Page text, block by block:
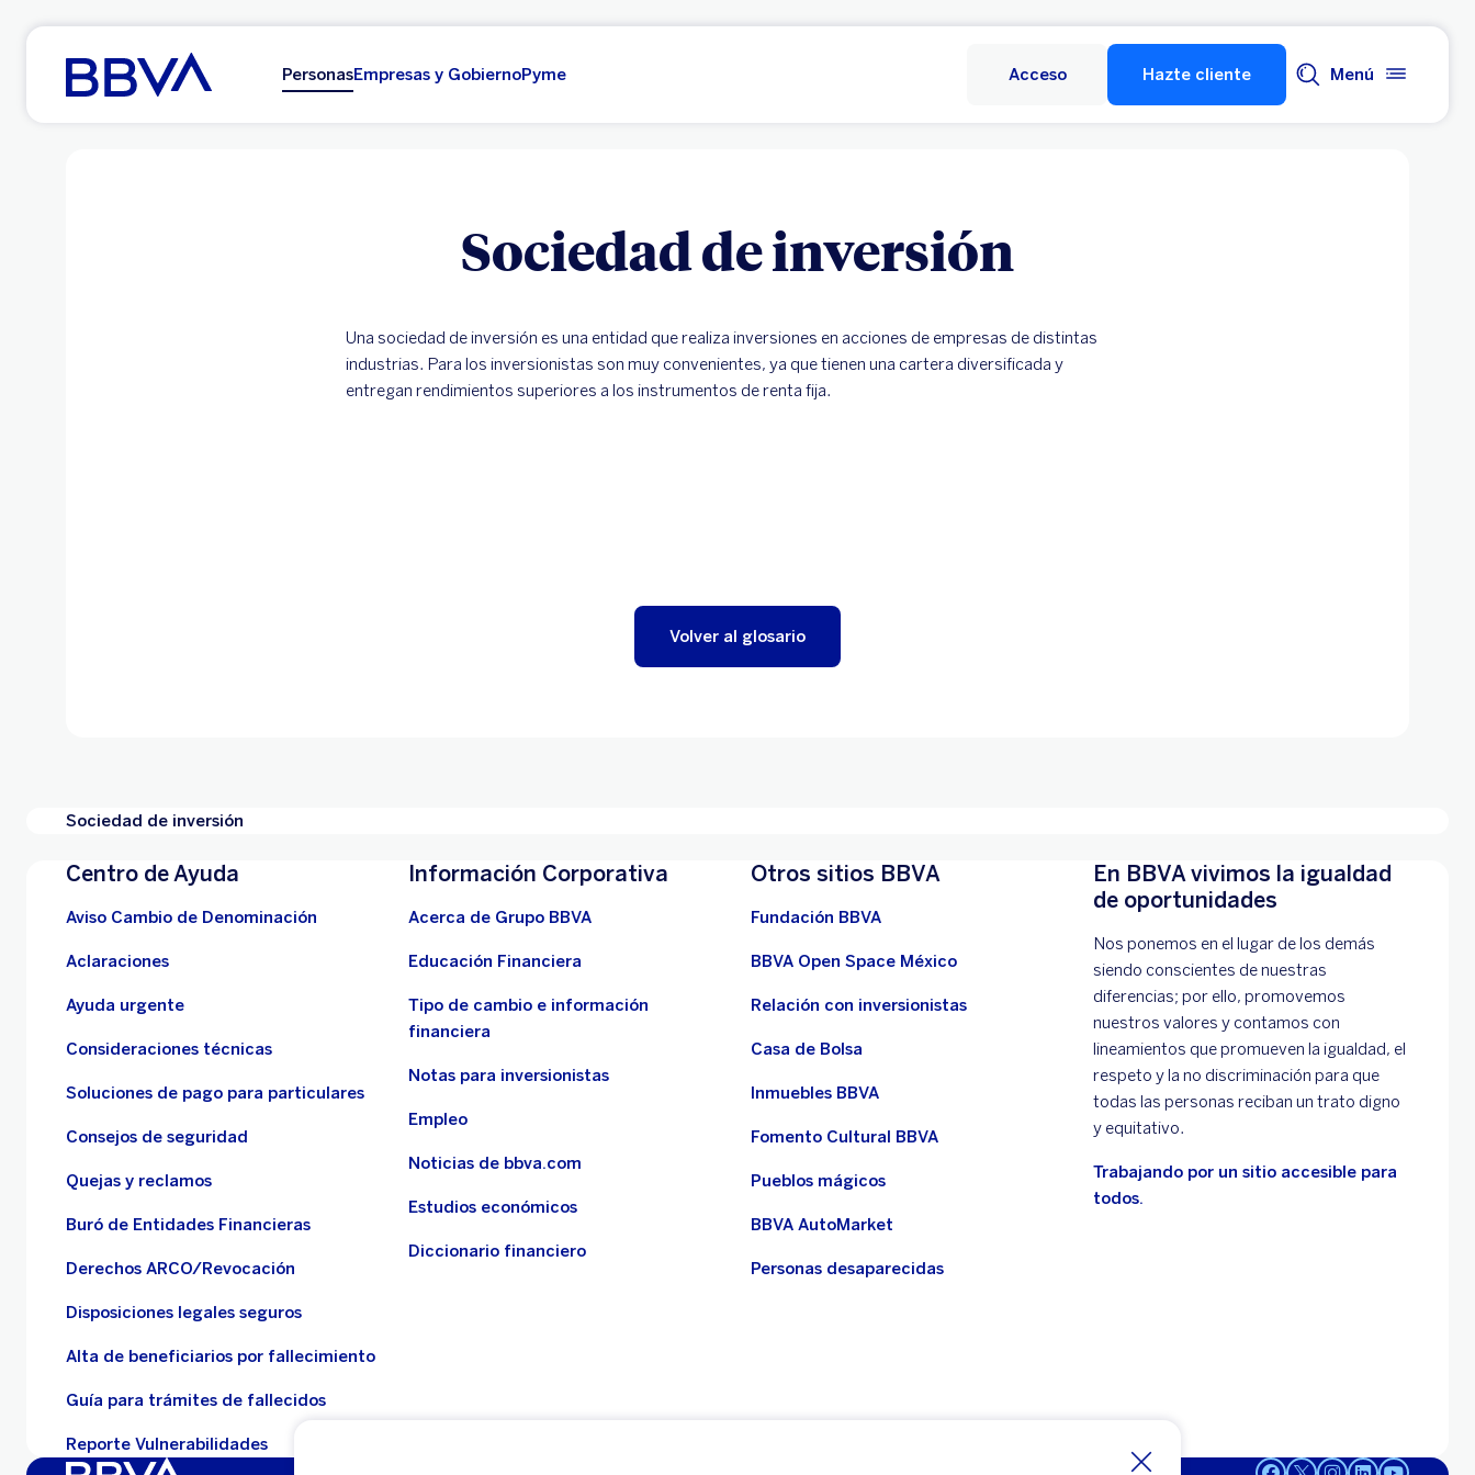
Ir al contenido principal
PersonasEmpresas y GobiernoPyme Acceso Hazte cliente Menú
Sociedad de inversión
Una sociedad de inversión es una entidad que realiza inversiones en acciones de empresas de distintas
industrias. Para los inversionistas son muy convenientes, ya que tienen una cartera diversificada y
entregan rendimientos superiores a los instrumentos de renta fija.
Volver al glosario
Sociedad de inversión
Centro de Ayuda
Aviso Cambio de Denominación
Aclaraciones
Ayuda urgente
Consideraciones técnicas
Soluciones de pago para particulares
Consejos de seguridad
Quejas y reclamos
Buró de Entidades Financieras
Derechos ARCO/Revocación
Disposiciones legales seguros
Alta de beneficiarios por fallecimiento
Guía para trámites de fallecidos
Reporte Vulnerabilidades
Información Corporativa
Acerca de Grupo BBVA
Educación Financiera
Tipo de cambio e información
financiera
Notas para inversionistas
Empleo
Noticias de bbva.com
Estudios económicos
Diccionario financiero
Otros sitios BBVA
Fundación BBVA
BBVA Open Space México
Relación con inversionistas
Casa de Bolsa
Inmuebles BBVA
Fomento Cultural BBVA
Pueblos mágicos
BBVA AutoMarket
Personas desaparecidas
En BBVA vivimos la igualdad
de oportunidades
Nos ponemos en el lugar de los demás
siendo conscientes de nuestras
diferencias; por ello, promovemos
nuestros valores y contamos con
lineamientos que promueven la igualdad, el
respeto y la no discriminación para que
todas las personas reciban un trato digno
y equitativo.
Trabajando por un sitio accesible para
todos.